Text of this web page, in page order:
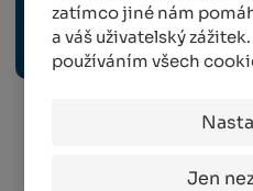
zatímco jiné nám
a váš uživatelský
používáním všech
Jen
ODBORNÉ PUBLIKACE